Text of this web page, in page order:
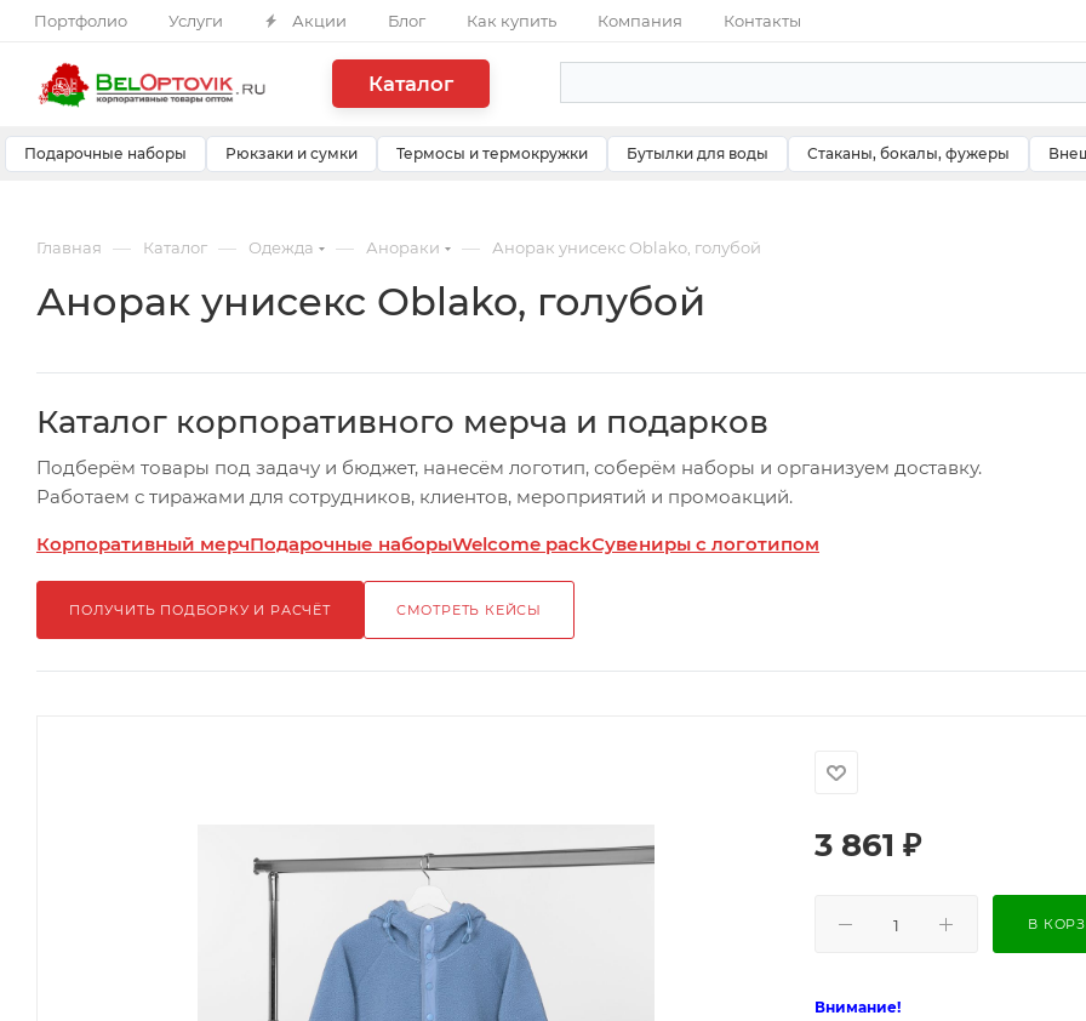
Портфолио Услуги Акции Блог Как купить Компания Контакты
Каталог
Подарочные наборы Рюкзаки и сумки Термосы и термокружки Бутылки для воды Стаканы, бокалы, фужеры
Главная — Каталог — Одежда — Анораки — Анорак унисекс Oblako, голубой
Анорак унисекс Oblako, голубой
Каталог корпоративного мерча и подарков
Подберём товары под задачу и бюджет, нанесём логотип, соберём наборы и организуем доставку.
Работаем с тиражами для сотрудников, клиентов, мероприятий и промоакций.
Корпоративный мерчПодарочные наборыWelcome packСувениры с логотипом
ПОЛУЧИТЬ ПОДБОРКУ И РАСЧЁТ СМОТРЕТЬ КЕЙСЫ
3 861 ₽
В
Внимание!